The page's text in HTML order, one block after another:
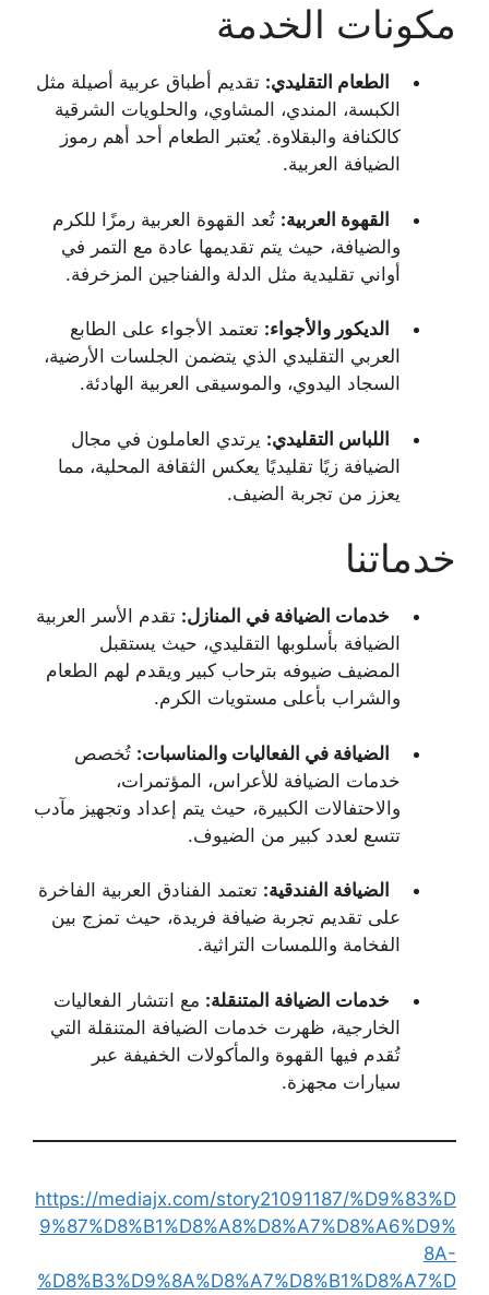
مكونات الخدمة
الطعام التقليدي: تقديم أطباق عربية أصيلة مثل
الكبسة، المندي، المشاوي، والحلويات الشرقية
كالكنافة والبقلاوة. يُعتبر الطعام أحد أهم رموز
الضيافة العربية.
القهوة العربية: تُعد القهوة العربية رمزًا للكرم
والضيافة، حيث يتم تقديمها عادة مع التمر في
أواني تقليدية مثل الدلة والفناجين المزخرفة.
الديكور والأجواء: تعتمد الأجواء على الطابع
العربي التقليدي الذي يتضمن الجلسات الأرضية،
السجاد اليدوي، والموسيقى العربية الهادئة.
اللباس التقليدي: يرتدي العاملون في مجال
الضيافة زيًا تقليديًا يعكس الثقافة المحلية، مما
يعزز من تجربة الضيف.
خدماتنا
خدمات الضيافة في المنازل: تقدم الأسر العربية
الضيافة بأسلوبها التقليدي، حيث يستقبل
المضيف ضيوفه بترحاب كبير ويقدم لهم الطعام
والشراب بأعلى مستويات الكرم.
الضيافة في الفعاليات والمناسبات: تُخصص
خدمات الضيافة للأعراس، المؤتمرات،
والاحتفالات الكبيرة، حيث يتم إعداد وتجهيز مآدب
تتسع لعدد كبير من الضيوف.
الضيافة الفندقية: تعتمد الفنادق العربية الفاخرة
على تقديم تجربة ضيافة فريدة، حيث تمزج بين
الفخامة واللمسات التراثية.
خدمات الضيافة المتنقلة: مع انتشار الفعاليات
الخارجية، ظهرت خدمات الضيافة المتنقلة التي
تُقدم فيها القهوة والمأكولات الخفيفة عبر
سيارات مجهزة.
https://mediajx.com/story21091187/%D9%83%D
9%87%D8%B1%D8%A8%D8%A7%D8%A6%D9%
8A-
%D8%B3%D9%8A%D8%A7%D8%B1%D8%A7%D